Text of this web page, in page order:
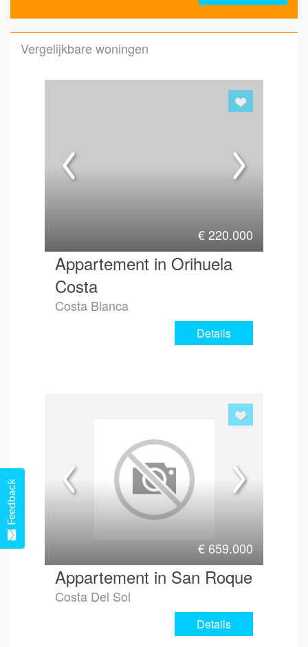
Vergelijkbare woningen
€220.000
Appartement in Orihuela
Costa
Costa Blanca
Details
€659.000
Appartement in San Roque
Costa Del Sol
Details
Feedback